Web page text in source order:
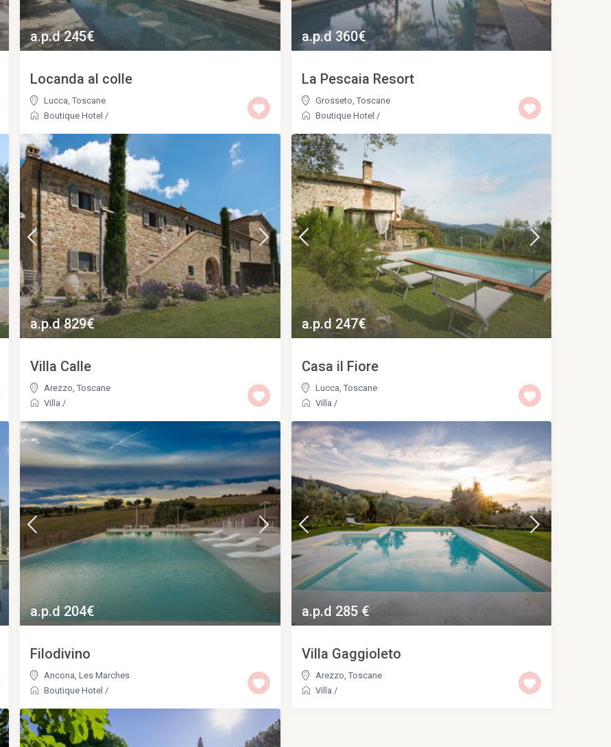
a.p.d 245€
Locanda al colle
Lucca,Toscane
Boutique Hotel /
a.p.d 360€
La Pescaia Resort
Grosseto, Toscane
Boutique Hotel /
a.p.d 829€
Villa Calle
Arezzo,Toscane
Villa /
a.p.d 247€
Casa il Fiore
Lucca, Toscane
Villa /
a.p.d 204€
Filodivino
Ancona ,Les Marches
Boutique Hotel /
a.p.d 285 €
Villa Gaggioleto
Arezzo Toscane
Villa /